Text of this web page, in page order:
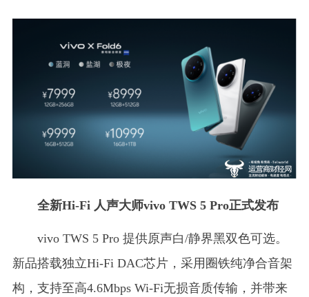
全新Hi-Fi 人声大师vivo TWS 5 Pro正式发布
vivo TWS 5 Pro 提供原声白/静界黑双色可选。
新品搭载独立Hi-Fi DAC芯片，采用圈铁纯净合音架
构，支持至高4.6Mbps Wi-Fi无损音质传输，并带来